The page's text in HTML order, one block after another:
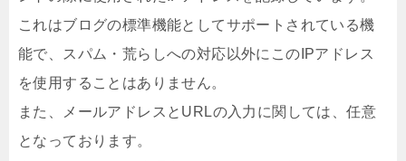
これはブログの標準機能としてサポートされている機
能で、スパム・荒らしへの対応以外にこのIPアドレス
を使用することはありません。
また、メールアドレスとURLの入力に関しては、任意
となっております。